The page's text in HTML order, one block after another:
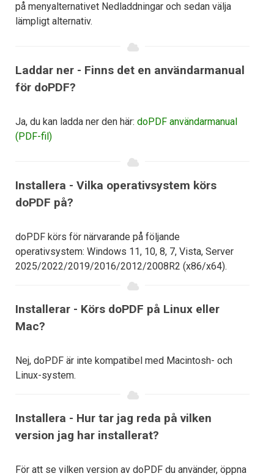
på menyalternativet Nedladdningar och sedan välja
lämpligt alternativ.
Laddar ner - Finns det en användarmanual
för doPDF?
Ja, du kan ladda ner den här: doPDF användarmanual
(PDF-fil)
Installera - Vilka operativsystem körs
doPDF på?
doPDF körs för närvarande på följande
operativsystem: Windows 11, 10, 8, 7, Vista, Server
2025/2022/2019/2016/2012/2008R2 (x86/x64).
Installerar - Körs doPDF på Linux eller
Mac?
Nej, doPDF är inte kompatibel med Macintosh- och
Linux-system.
Installera - Hur tar jag reda på vilken
version jag har installerat?
För att se vilken version av doPDF du använder, öppna